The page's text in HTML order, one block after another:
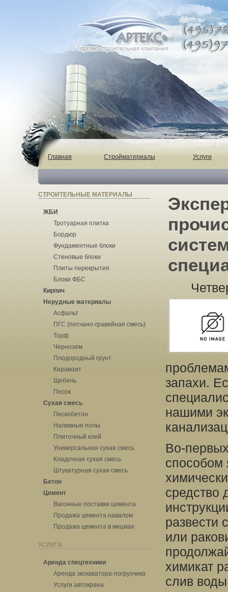
Главная Стройматериалы Услуги
СТРОИТЕЛЬНЫЕ МАТЕРИАЛЫ
ЖБИ
Тротуарная плитка
Бордюр
Фундаментные блоки
Стеновые блоки
Плиты перекрытия
Блоки ФБС
Кирпич
Нерудные материалы
Асфальт
ПГС (песчано-гравийная смесь)
Торф
Чернозем
Плодородный грунт
Керамзит
Щебень
Песок
Сухая смесь
Пескобетон
Наливные полы
Плиточный клей
Универсальная сухая смесь
Кладочная сухая смесь
Штукатурная сухая смесь
Бетон
Цемент
Вагонные поставки цемента
Продажа цемента навалом
Продажа цемента в мешках
УСЛУГИ
Аренда спецтехники
Аренда экскаватора-погрузчика
Услуги автокрана
запахи.
нашими
Во-
способом
средство
развести
или
химикат
слив